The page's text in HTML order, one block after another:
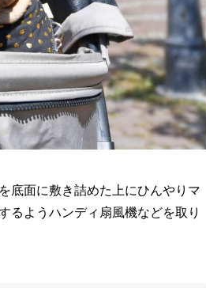
底面に敷き詰めた上にひんやりマ
るようハンディ扇風機などを取り